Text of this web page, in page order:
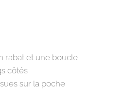
rabat et une boucle
côtés
sur la poche